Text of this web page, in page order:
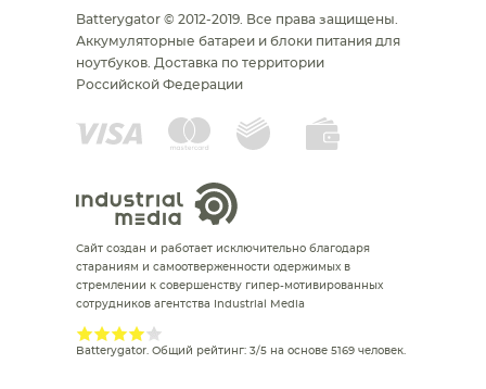
Batterygator © 2012-2019. Все права защищены.
Аккумуляторные батареи и блоки питания для
ноутбуков. Доставка по территории
Российской Федерации
Сайт создан и работает исключительно благодаря
стараниям и самоотверженности одержимых в
стремлении к совершенству гипер-мотивированных
сотрудников агентства Industrial Media
Batterygator. Общий рейтинг: 3/5 на основе 5169 человек.